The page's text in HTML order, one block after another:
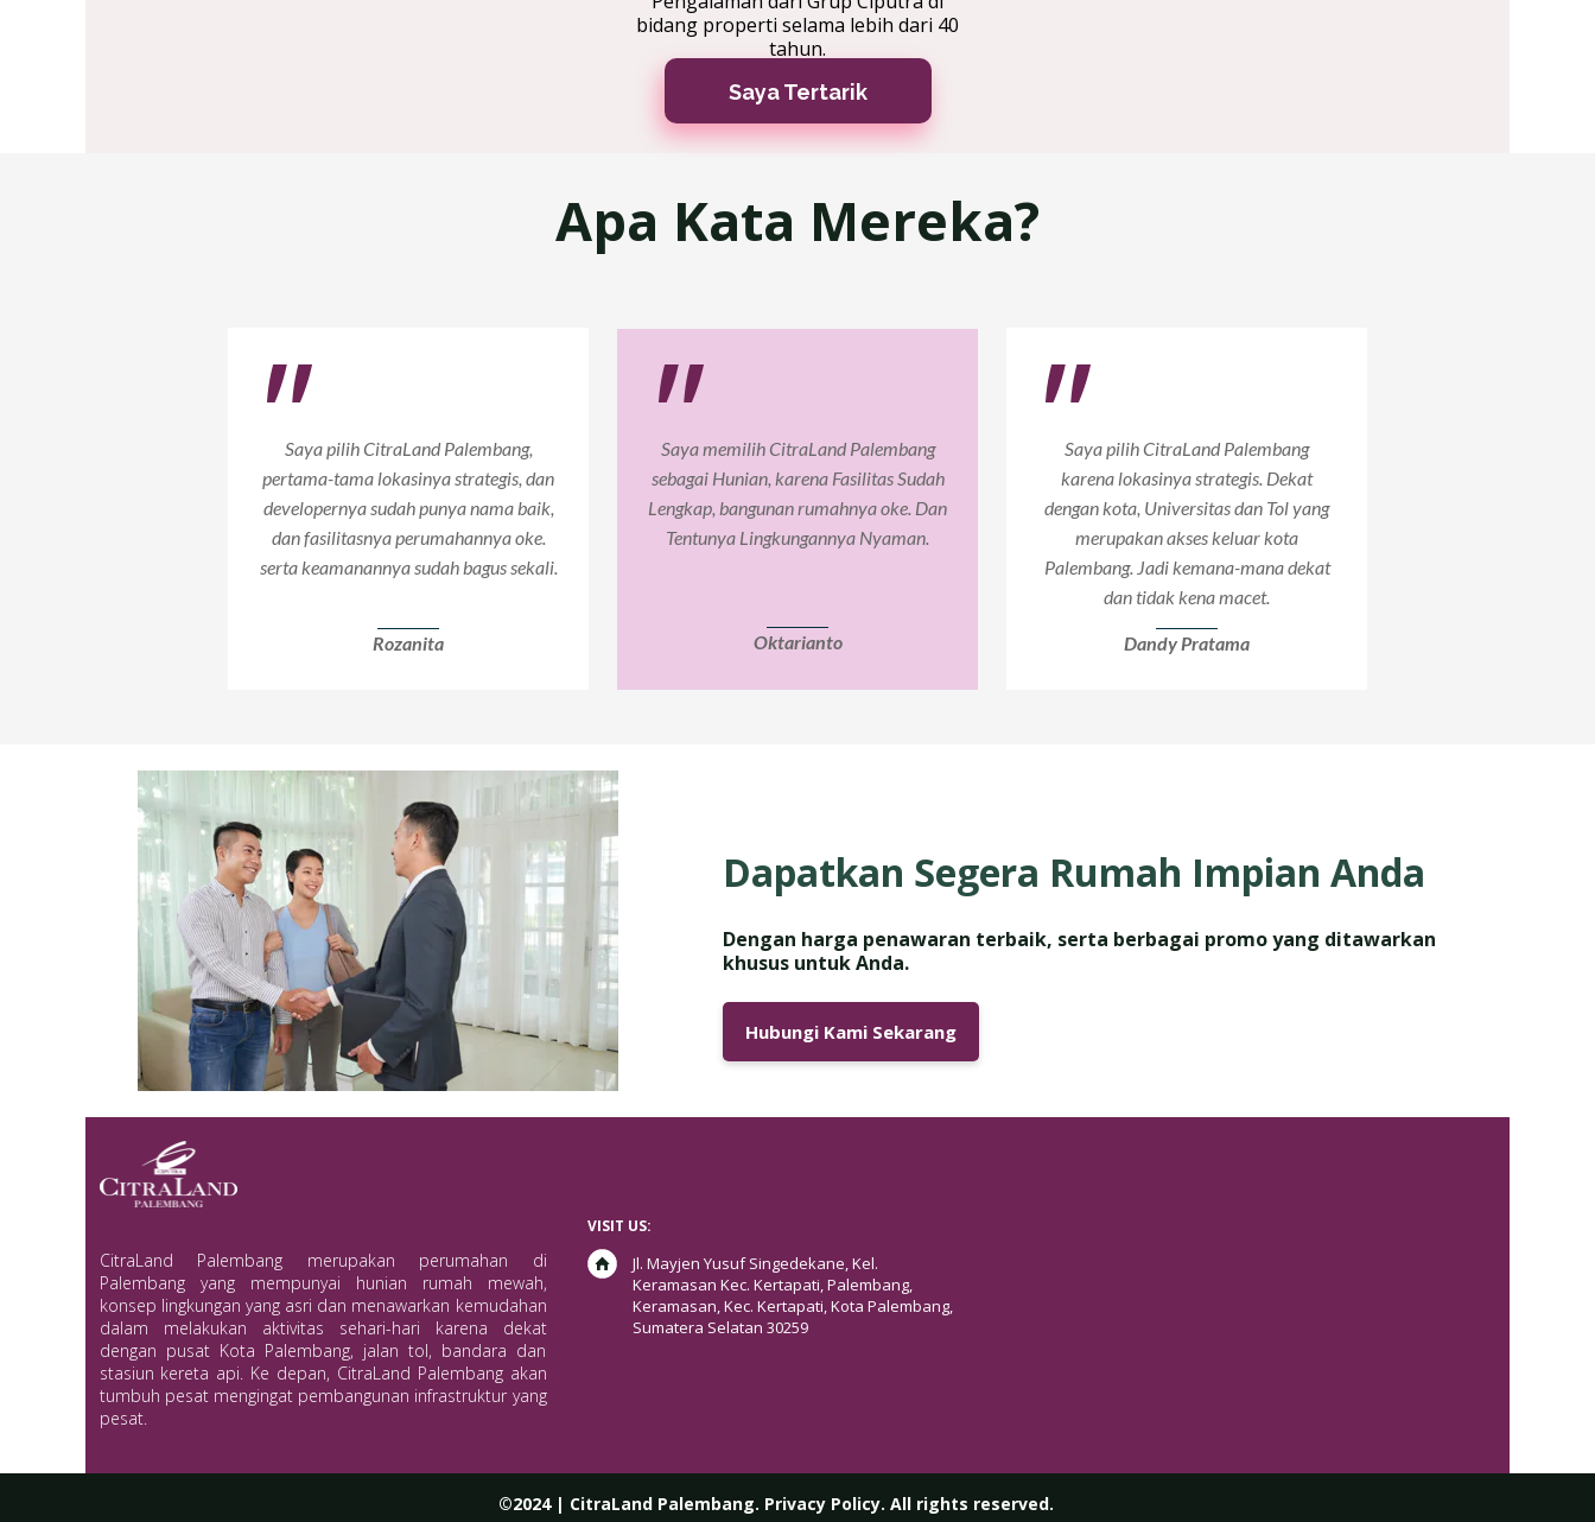
bidang properti selama lebih dari 40
tahun.
Saya Tertarik
Saya pilih CitraLand Palembang,
pertama-tama lokasinya strategis, dan
developernya sudah punya nama baik,
dan fasilitasnya perumahannya oke.
serta keamanannya sudah bagus sekali.
Rozanita
Saya memilih CitraLand Palembang
sebagai Hunian, karena Fasilitas Sudah
Lengkap, bangunan rumahnya oke. Dan
Tentunya Lingkungannya Nyaman.
Oktarianto Dandy Pratama
Saya pilih CitraLand Palembang
karena lokasinya strategis. Dekat
dengan kota, Universitas dan Tol yang
merupakan akses keluar kota
Palembang. Jadi kemana-mana dekat
dan tidak kena macet.
Apa Kata Mereka?
"
"
"
Dapatkan Segera Rumah Impian Anda
Hubungi Kami Sekarang
Dengan harga penawaran terbaik, serta berbagai promo yang ditawarkan
khusus untuk Anda.
CitraLand Palembang merupakan perumahan di
Palembang yang mempunyai hunian rumah mewah,
konsep lingkungan yang asri dan menawarkan kemudahan
dalam melakukan aktivitas sehari-hari karena dekat
dengan pusat Kota Palembang, jalan tol, bandara dan
stasiun kereta api. Ke depan, CitraLand Palembang akan
tumbuh pesat mengingat pembangunan infrastruktur yang
pesat.
VISIT US:
Jl. Mayjen Yusuf Singedekane, Kel.
Keramasan Kec. Kertapati, Palembang,
Keramasan, Kec. Kertapati, Kota Palembang,
Sumatera Selatan 30259
©2024 | CitraLand Palembang. Privacy Policy. All rights reserved.